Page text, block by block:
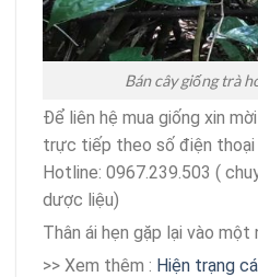
Bán cây giống trà
Để liên hệ mua giống xin
trực tiếp theo số điện thoại
Hotline: 0967.239.503 (
dược liệu)
Thân ái hẹn gặp lại vào một
>> Xem thêm : Hiện trạng